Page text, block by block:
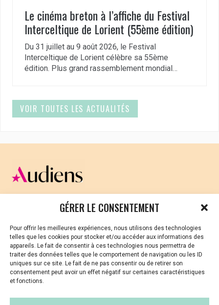
GÉRER LE CONSENTEMENT
Pour offrir les meilleures expériences, nous utilisons des technologies
telles que les cookies pour stocker et/ou accéder aux informations des
appareils. Le fait de consentir à ces technologies nous permettra de
traiter des données telles que le comportement de navigation ou les ID
uniques sur ce site. Le fait de ne pas consentir ou de retirer son
consentement peut avoir un effet négatif sur certaines caractéristiques
et fonctions.
Le cinéma breton à l’affiche du Festival
Interceltique de Lorient (55ème édition)
Du 31 juillet au 9 août 2026, le Festival
Interceltique de Lorient célèbre sa 55ème
édition. Plus grand rassemblement mondial…
VOIR TOUTES LES ACTUALITÉS
CELLULE D’ÉCOUTE ET DE SOUTIEN PSYCHOLOGIQUE ET
Vous avez été témoin ou vous êtes victime de VSS ? Ou
vous êtes référent·es harcèlement en besoin de soutien
ou d’informations ?
01 87 20 30 90
violences-sexuelles-culture@audiens.org